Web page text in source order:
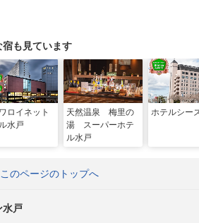
宿も見ています
ロイネット
水戸
天然温泉 梅里の
湯 スーパーホテ
ル水戸
ホテルシー
このページのトップへ
水戸